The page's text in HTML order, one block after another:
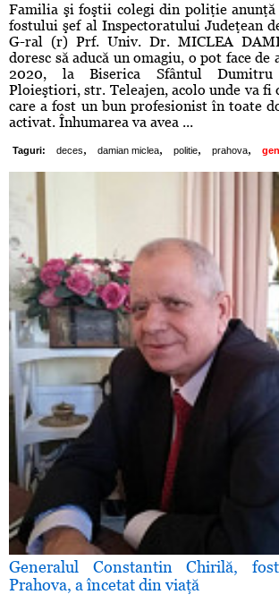
Familia şi foştii colegi din poliţie anunţă
fostului şef al Inspectoratului Judeţean
G-ral (r) Prf. Univ. Dr. MICLEA
doresc să aducă un omagiu, o pot face de
2020, la Biserica Sfântul
Ploieştiori, str. Teleajen, acolo unde va fi
care a fost un bun profesionist în toate
activat. Înhumarea va avea ...
Taguri: deces, damian miclea, politie, prahova,
Generalul Constantin Chirilă,
Prahova, a încetat din viaţă